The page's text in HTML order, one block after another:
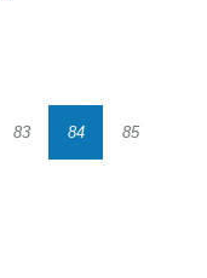
Sayfa
83 Sayfa
84 Sayfa
85